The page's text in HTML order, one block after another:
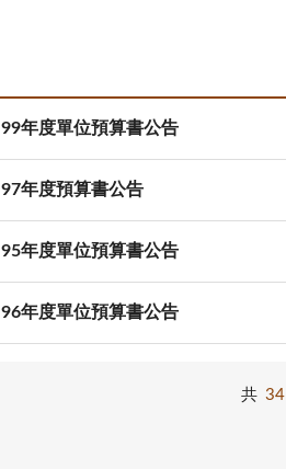
99年度單位預算書公告
97年度預算書公告
95年度單位預算書公告
96年度單位預算書公告
共 34